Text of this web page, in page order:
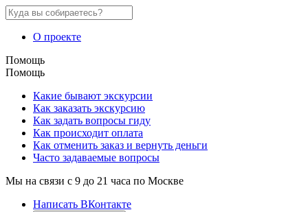
О проекте
Помощь
Помощь
Какие бывают экскурсии
Как заказать экскурсию
Как задать вопросы гиду
Как происходит оплата
Как отменить заказ и вернуть деньги
Часто задаваемые вопросы
Мы на связи с 9 до 21 часа по Москве
Написать ВКонтакте